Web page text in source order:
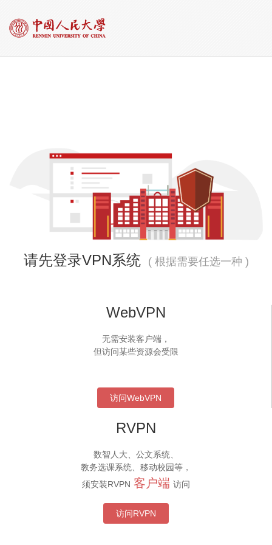
请先登录VPN系统 ( 根据需要任选一种 )
WebVPN
无需安装客户端，
但访问某些资源会受限
访问WebVPN
RVPN
数智人大、公文系统、
教务选课系统、移动校园等，
须安装RVPN 客户端 访问
访问RVPN